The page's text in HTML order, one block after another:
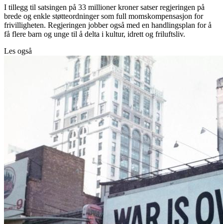
I tillegg til satsingen på 33 millioner kroner satser regjeringen på
brede og enkle støtteordninger som full momskompensasjon for
frivilligheten. Regjeringen jobber også med en handlingsplan for å
få flere barn og unge til å delta i kultur, idrett og friluftsliv.
Les også